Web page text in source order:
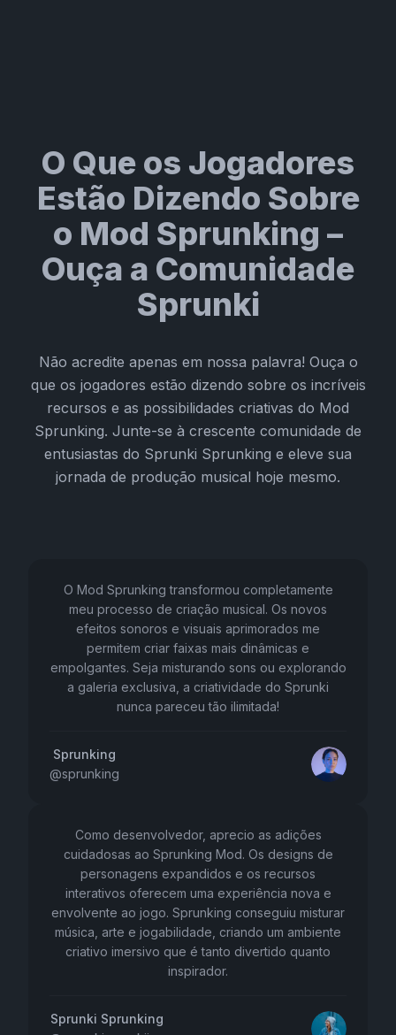
O Que os Jogadores
Estão Dizendo Sobre
o Mod Sprunking –
Ouça a Comunidade
Sprunki
Não acredite apenas em nossa palavra! Ouça o
que os jogadores estão dizendo sobre os incríveis
recursos e as possibilidades criativas do Mod
Sprunking. Junte-se à crescente comunidade de
entusiastas do Sprunki Sprunking e eleve sua
jornada de produção musical hoje mesmo.
O Mod Sprunking transformou completamente
meu processo de criação musical. Os novos
efeitos sonoros e visuais aprimorados me
permitem criar faixas mais dinâmicas e
empolgantes. Seja misturando sons ou explorando
a galeria exclusiva, a criatividade do Sprunki
nunca pareceu tão ilimitada!
Sprunking
@sprunking
Como desenvolvedor, aprecio as adições
cuidadosas ao Sprunking Mod. Os designs de
personagens expandidos e os recursos
interativos oferecem uma experiência nova e
envolvente ao jogo. Sprunking conseguiu misturar
música, arte e jogabilidade, criando um ambiente
criativo imersivo que é tanto divertido quanto
inspirador.
Sprunki Sprunking